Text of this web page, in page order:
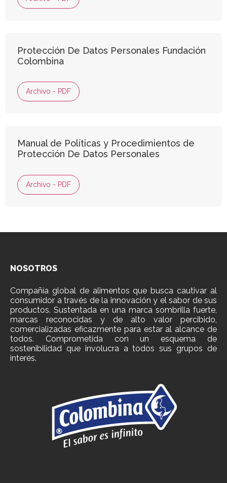
Protección De Datos Personales Fundación
Colombina
Archivo - PDF
Manual de Políticas y Procedimientos de
Protección De Datos Personales
Archivo - PDF
NOSOTROS
Compañía global de alimentos que busca cautivar al
consumidor a través de la innovación y el sabor de sus
productos. Sustentada en una marca sombrilla fuerte,
marcas reconocidas y de alto valor percibido,
comercializadas eficazmente para estar al alcance de
todos. Comprometida con un esquema de
sostenibilidad que involucra a todos sus grupos de
interés.